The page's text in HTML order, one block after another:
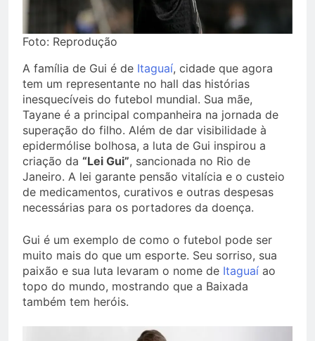
Foto: Reprodução
A família de Gui é de Itaguaí, cidade que agora
tem um representante no hall das histórias
inesquecíveis do futebol mundial. Sua mãe,
Tayane é a principal companheira na jornada de
superação do filho. Além de dar visibilidade à
epidermólise bolhosa, a luta de Gui inspirou a
criação da “Lei Gui”, sancionada no Rio de
Janeiro. A lei garante pensão vitalícia e o custeio
de medicamentos, curativos e outras despesas
necessárias para os portadores da doença.
Gui é um exemplo de como o futebol pode ser
muito mais do que um esporte. Seu sorriso, sua
paixão e sua luta levaram o nome de Itaguaí ao
topo do mundo, mostrando que a Baixada
também tem heróis.